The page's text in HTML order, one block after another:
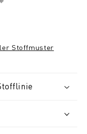
Stoffmuster